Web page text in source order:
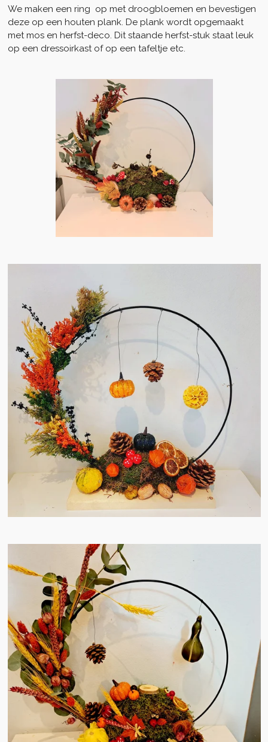
We maken een ring op met droogbloemen en bevestigen
deze op een houten plank. De plank wordt opgemaakt
met mos en herfst-deco. Dit staande herfst-stuk staat leuk
op een dressoirkast of op een tafeltje etc.